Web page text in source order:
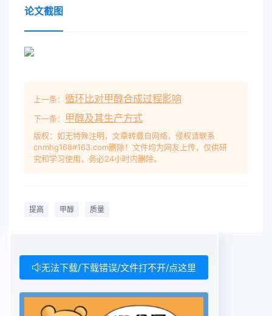
情况造成产品质量事故为确7度(2C)gaml10员进行
甲醇,力求以科学的方法、合理的措施有效蒸发残情
程是调惰,对影响精甲醇质量的因素列表如上:馏塔板,
消除缺陷。实施四:塔温控制偏髙。根据塔板温度分
布情况调节再沸器蒸汽供给量,保持塔影响精甲醇产
品质量的主要因素是精甲醇温在正常控制范围内。及
时调节回流量以调控塔干点高要解决精甲醇产品质量
据生产控循环水流量调控塔顶冷凝器负荷,有效控制
条因索影响精馏甲醇干点,是造成精甲醇考数15实施
六副产物采出少。根据粗甲醇及精醇贮质量事故的具
体因素分别是原料气成份不稳;甲醇质量情况及时进
行低沸点及杂醇油采出量,培训效果不好;塔板缺陷;塔
论文截图
上一条： 循环比对甲醇合成过程影响
下一条： 甲醇及其生产方式
版权：如无特殊注明，文章转载自网络，侵权请联系
cnmhg168#163.com删除！文件均为网友上传，仅供研
究和学习使用，务必24小时内删除。
提高 甲醇 质量
无法下载/下载错误/文件打不开/点这里